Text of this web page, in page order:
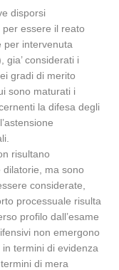
disporsi
per essere il reato
per intervenuta
gia’ considerati i
gradi di merito
sono maturati i
la difesa degli
risultano
ma sono
considerate,
processuale risulta
profilo dall’esame
non emergono
termini di evidenza
di mera